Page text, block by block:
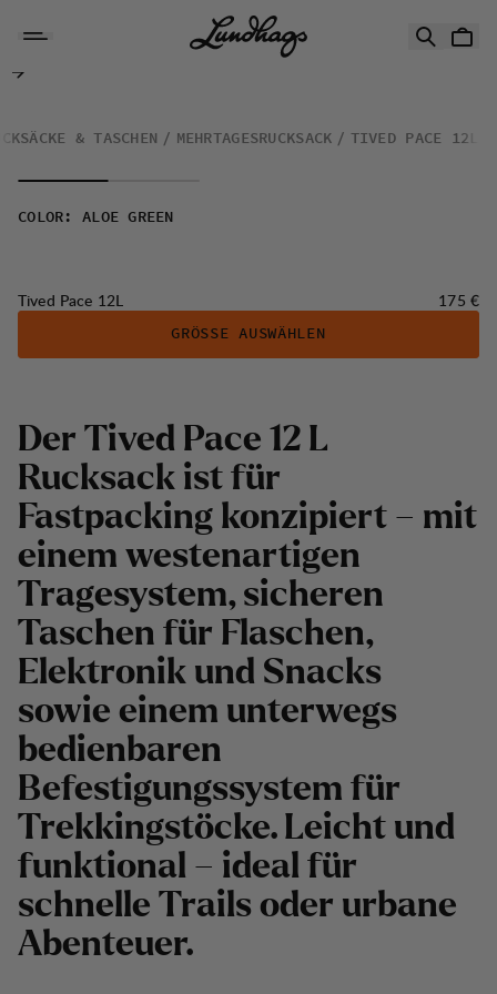
Tived Pace 12L
& TASCHEN MEHRTAGESRUCKSACK TIVED PACE 12L
COLOR : ALOE GREEN
Tived Pace 12L Preis:
175 €
GRÖSSE AUSWÄHLEN
Der Tived Pace 12 L
Rucksack ist für
Fastpacking konzipiert – mit
einem westenartigen
Tragesystem, sicheren
Taschen für Flaschen,
Elektronik und Snacks
sowie einem unterwegs
bedienbaren
Befestigungssystem für
Trekkingstöcke. Leicht und
funktional – ideal für
schnelle Trails oder urbane
Abenteuer.